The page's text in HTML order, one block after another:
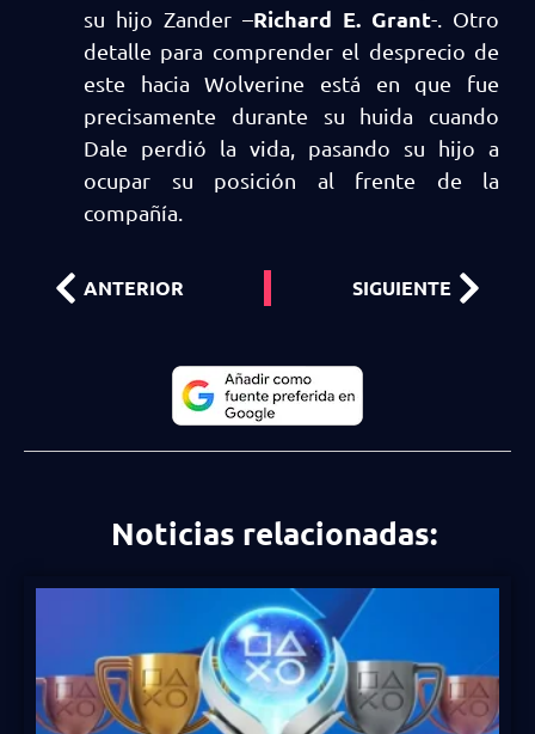
su hijo Zander –Richard E. Grant-. Otro
detalle para comprender el desprecio de
este hacia Wolverine está en que fue
precisamente durante su huida cuando
Dale perdió la vida, pasando su hijo a
ocupar su posición al frente de la
compañía.
ANTERIOR SIGUIENTE
Noticias relacionadas: